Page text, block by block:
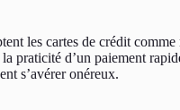
les cartes de crédit
praticité d’un paiement
s’avérer onéreux.